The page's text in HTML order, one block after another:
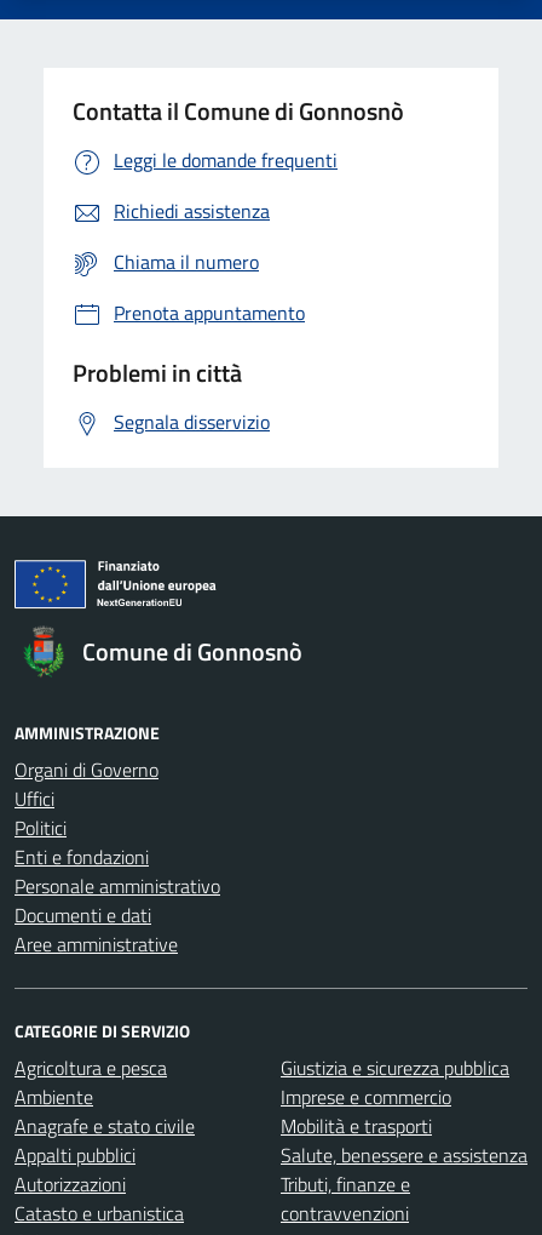
Contatta il Comune di Gonnosnò
Leggi le domande frequenti
Richiedi assistenza
Chiama il numero
Prenota appuntamento
Problemi in città
Segnala disservizio
Comune di Gonnosnò
AMMINISTRAZIONE
Organi di Governo
Uffici
Politici
Enti e fondazioni
Personale amministrativo
Documenti e dati
Aree amministrative
CATEGORIE DI SERVIZIO
Agricoltura e pesca
Ambiente
Anagrafe e stato civile
Appalti pubblici
Autorizzazioni
Catasto e urbanistica
Giustizia e sicurezza pubblica
Imprese e commercio
Mobilità e trasporti
Salute, benessere e assistenza
Tributi, finanze e
contravvenzioni